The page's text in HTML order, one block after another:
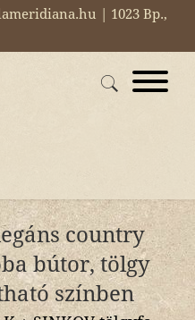
| 1023 Bp.,
country
bútor, tölgy
színben